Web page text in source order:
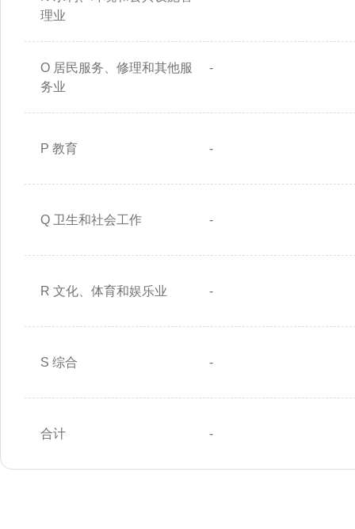
理业
O 居民服务、修理和其他服
务业
-
P 教育 -
Q 卫生和社会工作 -
R 文化、体育和娱乐业 -
S 综合 -
合计 -